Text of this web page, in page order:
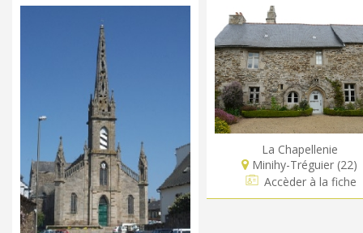
La Chapellenie
Minihy-Tréguier (22)
Accèder à la fiche